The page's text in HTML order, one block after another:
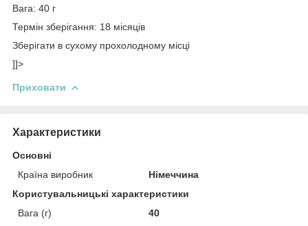
Вага: 40 г
Термін зберігання: 18 місяців
Зберігати в сухому прохолодному місці
]]>
Приховати
Характеристики
Основні
Країна виробник
Німеччина
Користувальницькі характеристики
Вага (г)
40